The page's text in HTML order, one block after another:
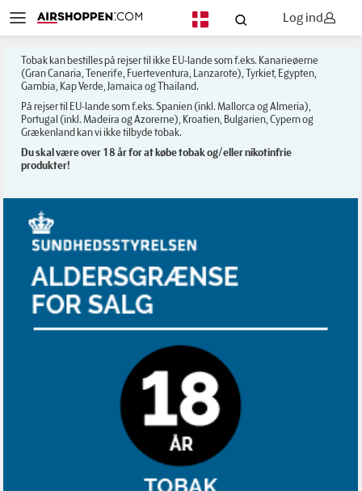
Log ind
Tobak kan bestilles på rejser til ikke EU-lande som f.eks. Kanarieøerne
(Gran Canaria, Tenerife, Fuerteventura, Lanzarote), Tyrkiet, Egypten,
Gambia, Kap Verde, Jamaica og Thailand.
På rejser til EU-lande som f.eks. Spanien (inkl. Mallorca og Almeria),
Portugal (inkl. Madeira og Azorerne), Kroatien, Bulgarien, Cypern og
Grækenland kan vi ikke tilbyde tobak.
Du skal være over 18 år for at købe tobak og/eller nikotinfrie
produkter!